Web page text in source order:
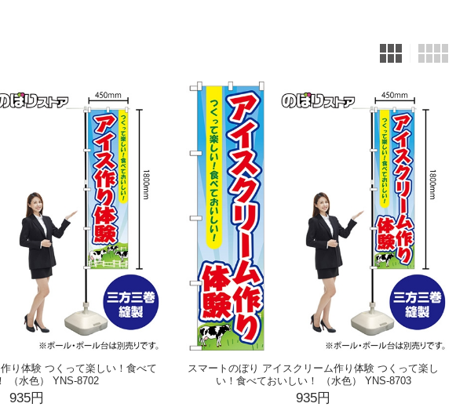
り体験 つくって楽しい！食べて
（水色） YNS-8702
935円
スマートのぼり アイスクリーム作り体験 つくって楽し
い！食べておいしい！ （水色） YNS-8703
935円